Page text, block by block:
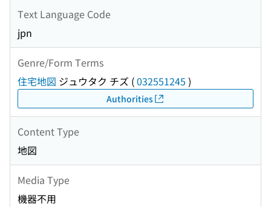
Text Language Code
jpn
Genre/Form Terms
住宅地図 ジュウタク チズ (032551245 )
Authorities
Content Type
地図
Media Type
機器不用